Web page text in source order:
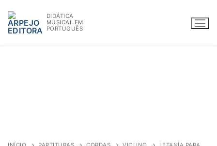
para
conteúdo
DIDÁTICA
MUSICAL EM
PORTUGUÊS
Madeiras